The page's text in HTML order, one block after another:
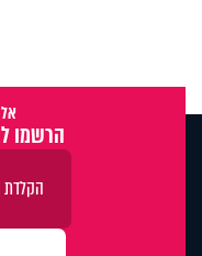
הרשמו